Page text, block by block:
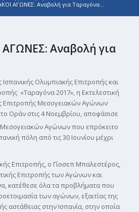
ΑΓΩΝΕΣ: Αναβολή για Ταραγόνα...
Αναβολή για
Ολυμπιακής Επιτροπής και
«Ταραγόνα 2017», η Εκτελεστική
Επιτροπής Μεσογειακών Αγώνων
Οράν στις 4 Νοεμβρίου, αποφάσισε
Αγώνων που επρόκειτο
πόλη από τις 30 Ιουνίου μέχρι
Επιτροπής, ο Γίοσεπ Μπαλεστέρος,
Επιτροπής των Αγώνων και
κατέθεσε όλα τα προβλήματα που
των αγώνων, εξαιτίας της
αστάθειας στην Ισπανία, στην οποία